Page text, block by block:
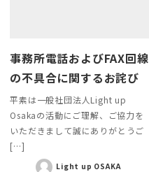
事務所電話およびFAX回線
の不具合に関するお詫び
平素は一般社団法人Light up
Osakaの活動にご理解、ご協力を
いただきまして誠にありがとうご
[…]
Light up OSAKA